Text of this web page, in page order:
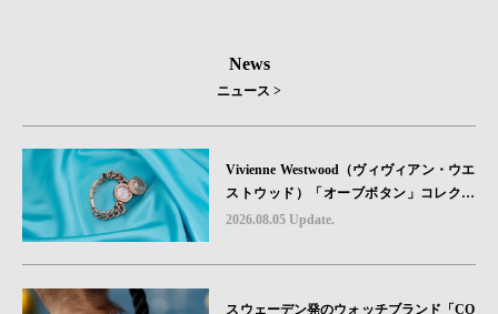
News
ニュース >
Vivienne Westwood（ヴィヴィアン・ウエ
ストウッド）「オーブボタン」コレクシ
ョンに、⽇本限定カラーのローズゴール
2026.08.05 Update.
スウェーデン発のウォッチブランド「CO